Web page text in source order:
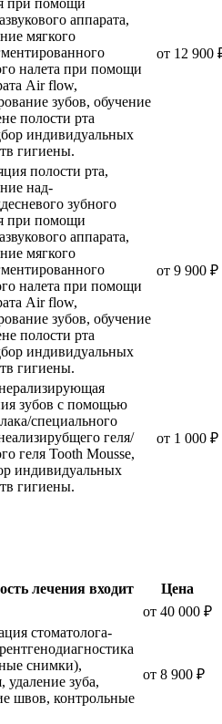
при помощи
аппарата,
мягкого
налета при помощи
Air flow,
зубов, обучение
полости рта
индивидуальных
гигиены.
от 12 900
полости рта,
над-
зубного
при помощи
аппарата,
мягкого
налета при помощи
Air flow,
зубов, обучение
полости рта
индивидуальных
гигиены.
от 9 900 ₽
зубов с помощью
специального
геля/
геля Tooth Mousse,
индивидуальных
гигиены.
от 1 000 ₽
лечения входит
Цена
от 40 000 ₽
стоматолога-
снимки),
удаление зуба,
швов, контрольные
от 8 900 ₽